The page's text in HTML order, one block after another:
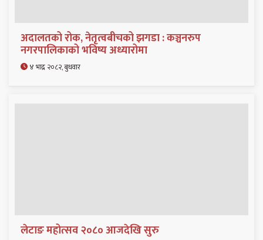
अदालतको रोक, नेतृत्वबीचको झगडा : कञ्चनरुप
नगरपालिकाको भविष्य अध्यारोमा
४ भाद्र २०८२, बुधवार
लेटाङ महोत्सव २०८० आजदेखि सुरु